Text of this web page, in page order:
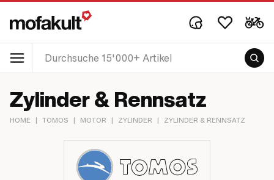
Zylinder & Rennsatz
HOME | TOMOS | MOTOR | ZYLINDER | ZYLINDER & RENNSATZ